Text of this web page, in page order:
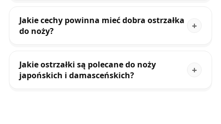
Jakie cechy powinna mieć dobra ostrzałka
do noży?
Jakie ostrzałki są polecane do noży
japońskich i damasceńskich?